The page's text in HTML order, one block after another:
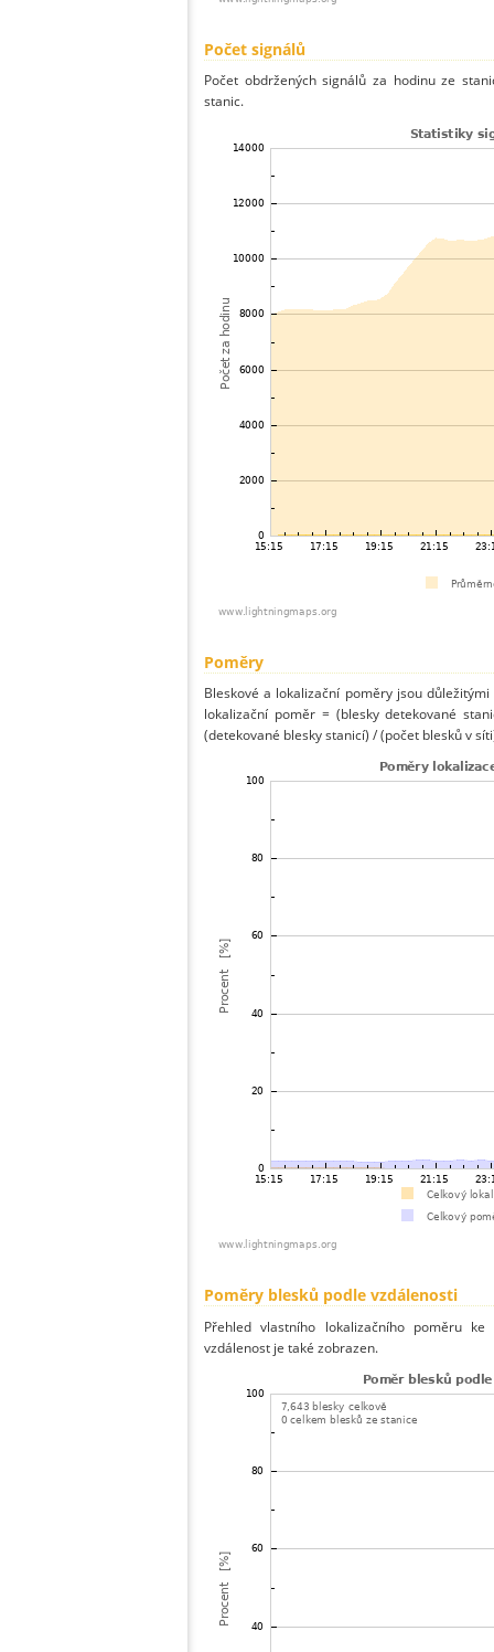
Počet signálů
Počet obdržených signálů za hodinu ze
stanic.
Poměry
Bleskové a lokalizační poměry jsou
lokalizační poměr = (blesky detekované
(detekované blesky stanicí) / (počet blesků v
Poměry blesků podle vzdálenosti
Přehled vlastního lokalizačního poměru
vzdálenost je také zobrazen.